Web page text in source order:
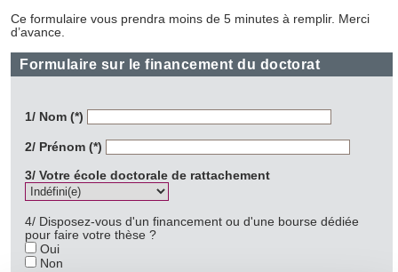
Ce formulaire vous prendra moins de 5 minutes à remplir. Merci
d’avance.
Formulaire sur le financement du doctorat
1/ Nom (*)
2/ Prénom (*)
3/ Votre école doctorale de rattachement
4/ Disposez-vous d'un financement ou d'une bourse dédiée
pour faire votre thèse ?
Oui
Non